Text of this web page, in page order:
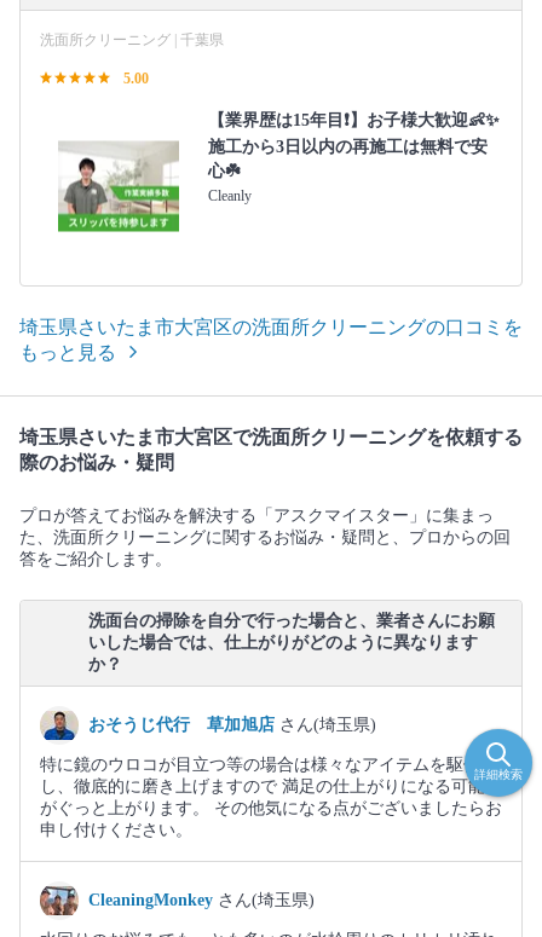
洗面所クリーニング | 千葉県
5.00
【業界歴は15年目❗️】お子様大歓迎👶✨
施工から3日以内の再施工は無料で安
心☘️
Cleanly
埼玉県さいたま市大宮区の洗面所クリーニングの口コミを
もっと見る
埼玉県さいたま市大宮区で洗面所クリーニングを依頼する
際のお悩み・疑問
プロが答えてお悩みを解決する「アスクマイスター」に集まっ
た、洗面所クリーニングに関するお悩み・疑問と、プロからの回
答をご紹介します。
洗面台の掃除を自分で行った場合と、業者さんにお願
いした場合では、仕上がりがどのように異なります
か？
おそうじ代行 草加旭店 さん(埼玉県)
特に鏡のウロコが目立つ等の場合は様々なアイテムを駆使
し、徹底的に磨き上げますので 満足の仕上がりになる可能性
がぐっと上がります。 その他気になる点がございましたらお
申し付けください。
CleaningMonkey さん(埼玉県)
詳細検索